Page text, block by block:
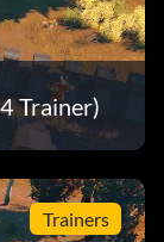
Trainer)
Trainers